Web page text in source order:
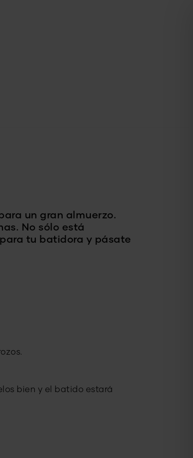
un gran almuerzo.
No sólo está
tu batidora y pásate
bien y el batido estará